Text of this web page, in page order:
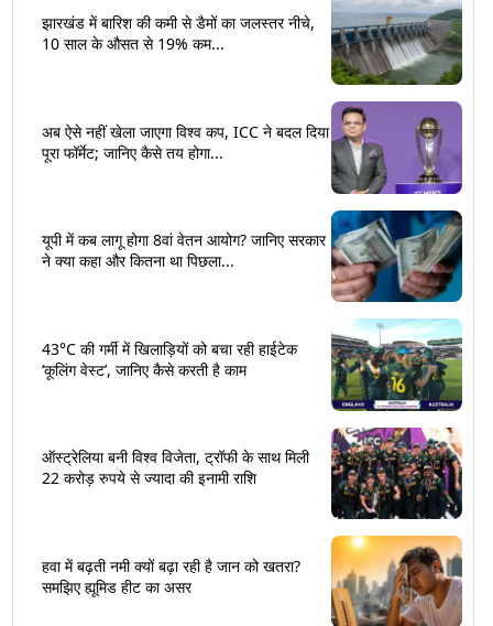
झारखंड में बारिश की कमी से डैमों का जलस्तर नीचे,
10 साल के औसत से 19% कम...
अब ऐसे नहीं खेला जाएगा विश्व कप, ICC ने बदल दिया
पूरा फॉर्मेट; जानिए कैसे तय होगा...
यूपी में कब लागू होगा 8वां वेतन आयोग? जानिए सरकार
ने क्या कहा और कितना था पिछला...
43°C की गर्मी में खिलाड़ियों को बचा रही हाईटेक
‘कूलिंग वेस्ट’, जानिए कैसे करती है काम
ऑस्ट्रेलिया बनी विश्व विजेता, ट्रॉफी के साथ मिली
22 करोड़ रुपये से ज्यादा की इनामी राशि
हवा में बढ़ती नमी क्यों बढ़ा रही है जान को खतरा?
समझिए ह्यूमिड हीट का असर